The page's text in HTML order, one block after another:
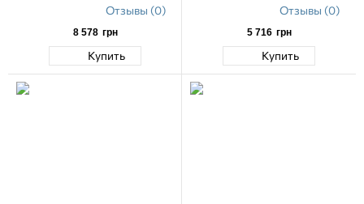
Отзывы (0)
8 578 грн
Купить
Отзывы (0)
5 716 грн
Купить